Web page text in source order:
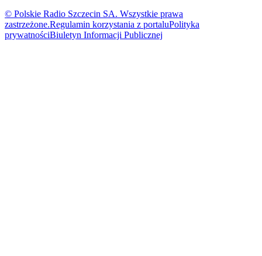
© Polskie Radio Szczecin SA. Wszystkie prawa
zastrzeżone.Regulamin korzystania z portaluPolityka
prywatnościBiuletyn Informacji Publicznej